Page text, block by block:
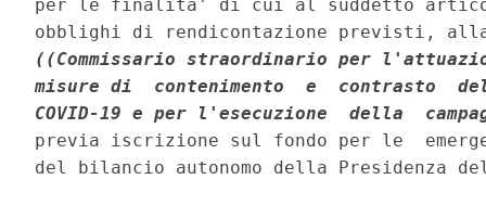
per le finalita' di cui al suddetto
((Commissario straordinario per
misure di  contenimento  e  contrasto
COVID-19 e per l'esecuzione  della
previa iscrizione sul fondo per le